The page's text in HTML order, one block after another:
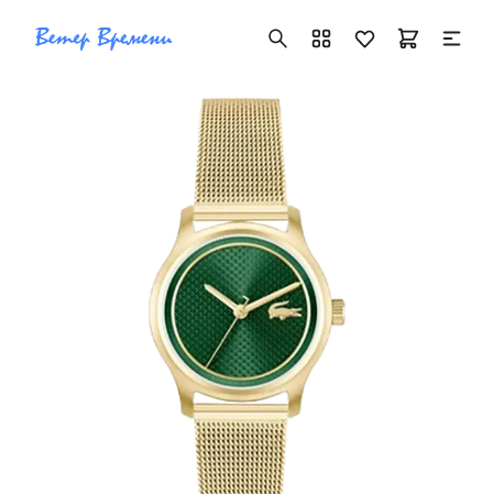
+7 ( 705 ) 181-42-50
info@vetervremeni.kz
Авторизация
Каталог
Мужские часы
Женские часы